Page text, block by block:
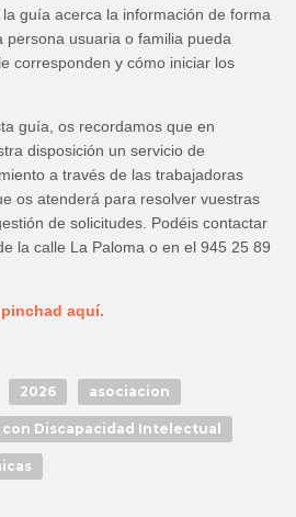
guía acerca la información de forma
usuaria o familia pueda
corresponden y cómo iniciar los
guía, os recordamos que en
disposición un servicio de
a través de las trabajadoras
os atenderá para resolver vuestras
de solicitudes. Podéis contactar
la calle La Paloma o en el 945 25 89
aquí.
2026 asociacion
con Discapacidad Intelectual